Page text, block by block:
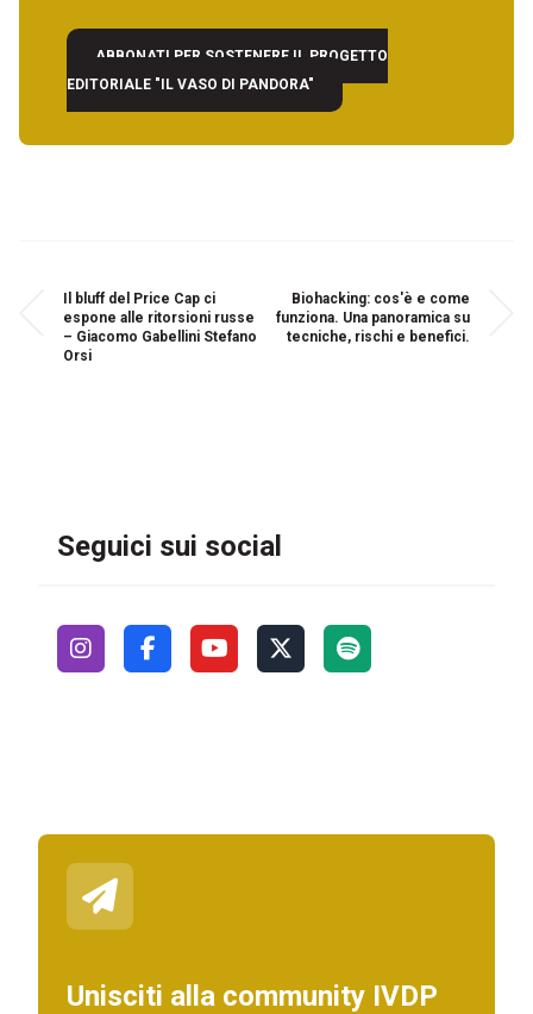
ABBONATI PER SOSTENERE IL PROGETTO
EDITORIALE "IL VASO DI PANDORA"
Il bluff del Price Cap ci
espone alle ritorsioni russe
– Giacomo Gabellini Stefano
Orsi
Biohacking: cos'è e come
funziona. Una panoramica su
tecniche, rischi e benefici.
Seguici sui social
Unisciti alla community IVDP